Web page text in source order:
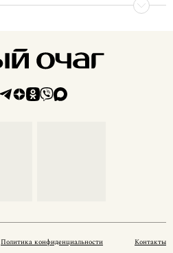
Политика конфиденциальности Контакты